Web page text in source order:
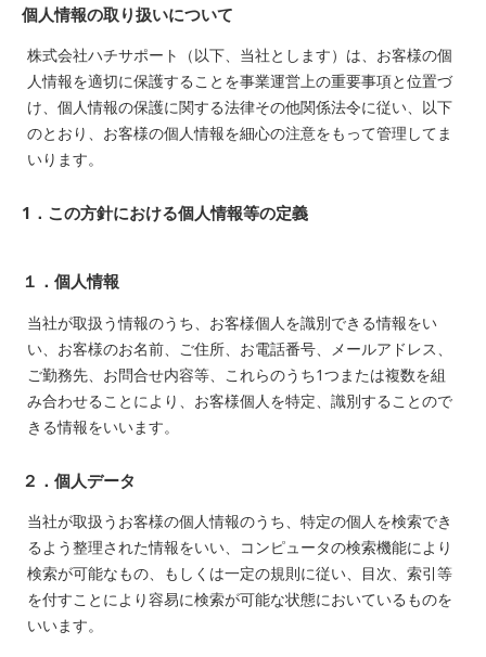
個人情報の取り扱いについて
株式会社ハチサポート（以下、当社とします）は、お客様の個
人情報を適切に保護することを事業運営上の重要事項と位置づ
け、個人情報の保護に関する法律その他関係法令に従い、以下
のとおり、お客様の個人情報を細心の注意をもって管理してま
いります。
1．この方針における個人情報等の定義
１．個人情報
当社が取扱う情報のうち、お客様個人を識別できる情報をい
い、お客様のお名前、ご住所、お電話番号、メールアドレス、
ご勤務先、お問合せ内容等、これらのうち1つまたは複数を組
み合わせることにより、お客様個人を特定、識別することので
きる情報をいいます。
２．個人データ
当社が取扱うお客様の個人情報のうち、特定の個人を検索でき
るよう整理された情報をいい、コンピュータの検索機能により
検索が可能なもの、もしくは一定の規則に従い、目次、索引等
を付すことにより容易に検索が可能な状態においているものを
いいます。